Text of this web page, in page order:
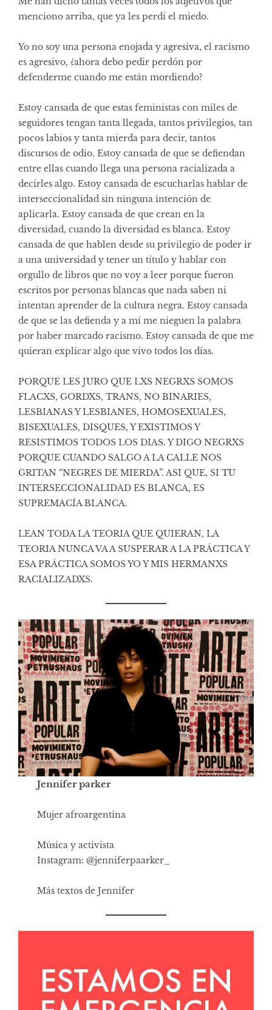
menciono arriba, que ya les perdí el miedo.
Yo no soy una persona enojada y agresiva, el racismo
es agresivo, ¿ahora debo pedir perdón por
defenderme cuando me están mordiendo?
Estoy cansada de que estas feministas con miles de
seguidores tengan tanta llegada, tantos privilegios, tan
pocos labios y tanta mierda para decir, tantos
discursos de odio. Estoy cansada de que se defiendan
entre ellas cuando llega una persona racializada a
decirles algo. Estoy cansada de escucharlas hablar de
interseccionalidad sin ninguna intención de
aplicarla. Estoy cansada de que crean en la
diversidad, cuando la diversidad es blanca. Estoy
cansada de que hablen desde su privilegio de poder ir
a una universidad y tener un título y hablar con
orgullo de libros que no voy a leer porque fueron
escritos por personas blancas que nada saben ni
intentan aprender de la cultura negra. Estoy cansada
de que se las defienda y a mí me nieguen la palabra
por haber marcado racismo. Estoy cansada de que me
quieran explicar algo que vivo todos los días.
PORQUE LES JURO QUE LXS NEGRXS SOMOS
FLACXS, GORDXS, TRANS, NO BINARIES,
LESBIANAS Y LESBIANES, HOMOSEXUALES,
BISEXUALES, DISQUES, Y EXISTIMOS Y
RESISTIMOS TODOS LOS DIAS. Y DIGO NEGRXS
PORQUE CUANDO SALGO A LA CALLE NOS
GRITAN “NEGRES DE MIERDA”. ASI QUE, SI TU
INTERSECCIONALIDAD ES BLANCA, ES
SUPREMACÍA BLANCA.
LEAN TODA LA TEORIA QUE QUIERAN, LA
TEORIA NUNCA VA A SUSPERAR A LA PRÁCTICA Y
ESA PRÁCTICA SOMOS YO Y MIS HERMANXS
RACIALIZADXS.
Jennifer parker
Mujer afroargentina
Música y activista
Instagram: @jenniferpaarker_
Más textos de Jennifer